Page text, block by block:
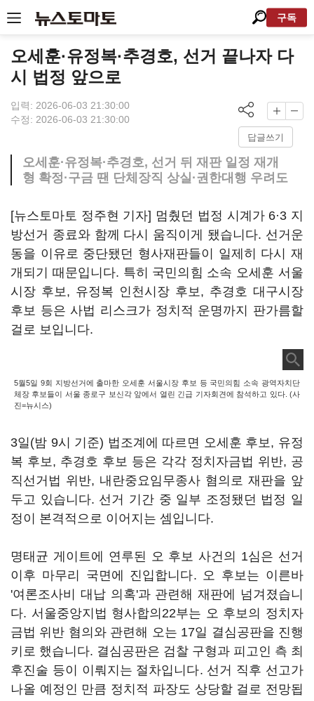
구독
오세훈·유정복·추경호, 선거 끝나자 다
시 법정 앞으로
입력: 2026-06-03 21:30:00
수정: 2026-06-03 21:30:00
답글쓰기
오세훈·유정복·추경호, 선거 뒤 재판 일정 재개
형 확정·구금 땐 단체장직 상실·권한대행 우려도
[뉴스토마토 정주현 기자] 멈췄던 법정 시계가 6·3 지
방선거 종료와 함께 다시 움직이게 됐습니다. 선거운
동을 이유로 중단됐던 형사재판들이 일제히 다시 재
개되기 때문입니다. 특히 국민의힘 소속 오세훈 서울
시장 후보, 유정복 인천시장 후보, 추경호 대구시장
후보 등은 사법 리스크가 정치적 운명까지 판가름할
걸로 보입니다.
5월5일 9회 지방선거에 출마한 오세훈 서울시장 후보 등 국민의힘 소속 광역자치단
체장 후보들이 서울 종로구 보신각 앞에서 열린 긴급 기자회견에 참석하고 있다. (사
진=뉴시스)
3일(밤 9시 기준) 법조계에 따르면 오세훈 후보, 유정
복 후보, 추경호 후보 등은 각각 정치자금법 위반, 공
직선거법 위반, 내란중요임무종사 혐의로 재판을 앞
두고 있습니다. 선거 기간 중 일부 조정됐던 법정 일
정이 본격적으로 이어지는 셈입니다.
명태균 게이트에 연루된 오 후보 사건의 1심은 선거
이후 마무리 국면에 진입합니다. 오 후보는 이른바
'여론조사비 대납 의혹'과 관련해 재판에 넘겨졌습니
다. 서울중앙지법 형사합의22부는 오 후보의 정치자
금법 위반 혐의와 관련해 오는 17일 결심공판을 진행
키로 했습니다. 결심공판은 검찰 구형과 피고인 측 최
후진술 등이 이뤄지는 절차입니다. 선거 직후 선고가
나올 예정인 만큼 정치적 파장도 상당할 걸로 전망됩